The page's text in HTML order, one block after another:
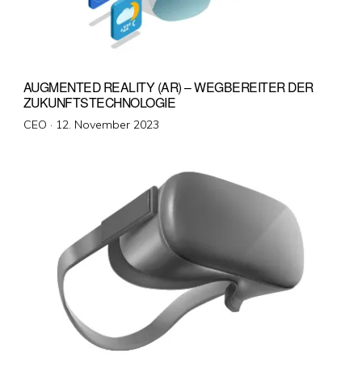
AUGMENTED REALITY (AR) – WEGBEREITER DER
ZUKUNFTSTECHNOLOGIE
CEO · Veröffentlicht
12. November 2023